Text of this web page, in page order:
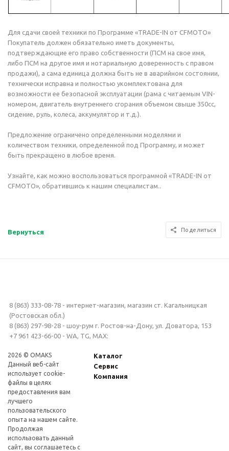
Для сдачи своей техники по Программе «TRADE-IN от CFMOTO»
Покупатель должен обязательно иметь документы,
подтверждающие его право собственности (ПСМ на свое имя,
либо ПСМ на другое имя и нотариальную доверенность с правом
продажи), а сама единица должна быть не в аварийном состоянии,
технически исправна и полностью укомплектована для
возможности ее безопасной эксплуатации (рама с читаемым VIN-
номером, двигатель внутреннего сгорания объемом свыше 350сс,
сидение, руль, колеса, аккумулятор и т.д.).
Предложение ограничено определенными моделями и
количеством техники, определенной под Программу, и может
быть прекращено в любое время.
Узнайте, как можно воспользоваться программой «TRADE-IN от
CFMOTO», обратившись к нашим специалистам..
Вернуться Поделиться
8 (863) 333-08-78 - интернет-магазин, магазин ст. Кагальницкая
(Ростовская обл.)
8 (863) 297-98-28 - шоу-рум г. Ростов-на-Дону, ул. Доватора, 153
+7 961 423-66-00 - WA, TG, MAX:
2026 © OMAKS
Данный веб-сайт
использует cookie-
файлы в целях
предоставления вам
лучшего
пользовательского
опыта на нашем сайте.
Продолжая
использовать данный
сайт, вы соглашаетесь с
Каталог
Сервис
Компания